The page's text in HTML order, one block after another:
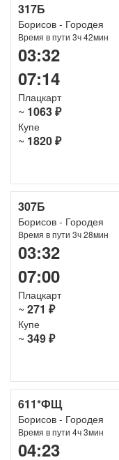
317Б
Борисов - Городея
Время в пути 3ч 42мин
03:32
07:14
Плацкарт
~ 1063 ₽
Купе
~ 1820 ₽
307Б
Борисов - Городея
Время в пути 3ч 28мин
03:32
07:00
Плацкарт
~ 271 ₽
Купе
~ 349 ₽
611*ФЩ
Борисов - Городея
Время в пути 4ч 3мин
04:23